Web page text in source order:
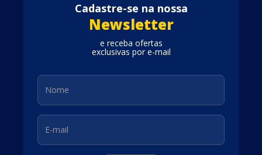
Cadastre-se na nossa
Newsletter
e receba ofertas
exclusivas por e-mail